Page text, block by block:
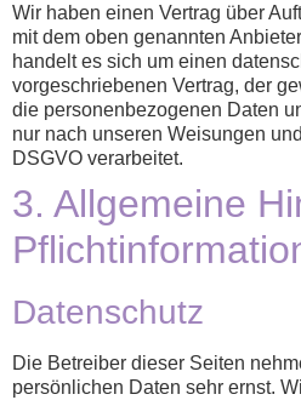
Wir haben einen Vertrag über
mit dem oben genannten
handelt es sich um einen
vorgeschriebenen Vertrag, der
die personenbezogenen Daten
nur nach unseren Weisungen
DSGVO verarbeitet.
3. Allgemeine
Datenschutz
Die Betreiber dieser Seiten
persönlichen Daten sehr ernst.